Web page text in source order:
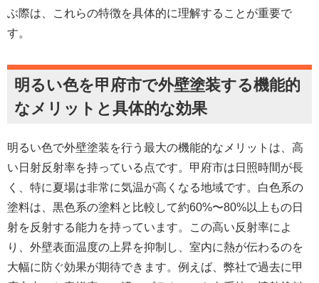
ぶ際は、これらの特徴を具体的に理解することが重要で
す。
明るい色を甲府市で外壁塗装する機能的
なメリットと具体的な効果
明るい色で外壁塗装を行う最大の機能的なメリットは、高
い日射反射率を持っている点です。甲府市は日照時間が長
く、特に夏場は非常に気温が高くなる地域です。白色系の
塗料は、黒色系の塗料と比較して約60%〜80%以上もの日
射を反射する能力を持っています。この高い反射率によ
り、外壁表面温度の上昇を抑制し、室内に熱が伝わるのを
大幅に防ぐ効果が期待できます。例えば、弊社で過去に甲